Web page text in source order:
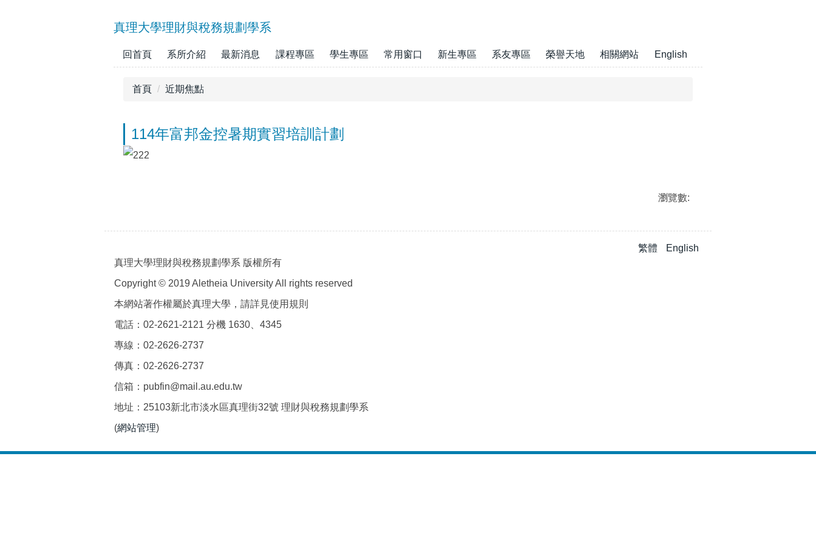
真理大學理財與稅務規劃學系
回首頁 系所介紹 最新消息 課程專區 學生專區 常用窗口 新生專區 系友專區 榮譽天地 相關網站 English
首頁 近期焦點
114年富邦金控暑期實習培訓計劃
瀏覽數:
繁體
English
真理大學理財與稅務規劃學系 版權所有
Copyright © 2019 Aletheia University All rights reserved
本網站著作權屬於真理大學，請詳見使用規則
電話：02-2621-2121 分機 1630、4345
專線：02-2626-2737
傳真：02-2626-2737
信箱：pubfin@mail.au.edu.tw
地址：25103新北市淡水區真理街32號 理財與稅務規劃學系
(網站管理)